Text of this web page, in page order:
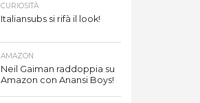
CURIOSITÀ
Italiansubs si rifà il look!
AMAZON
Neil Gaiman raddoppia su
Amazon con Anansi Boys!